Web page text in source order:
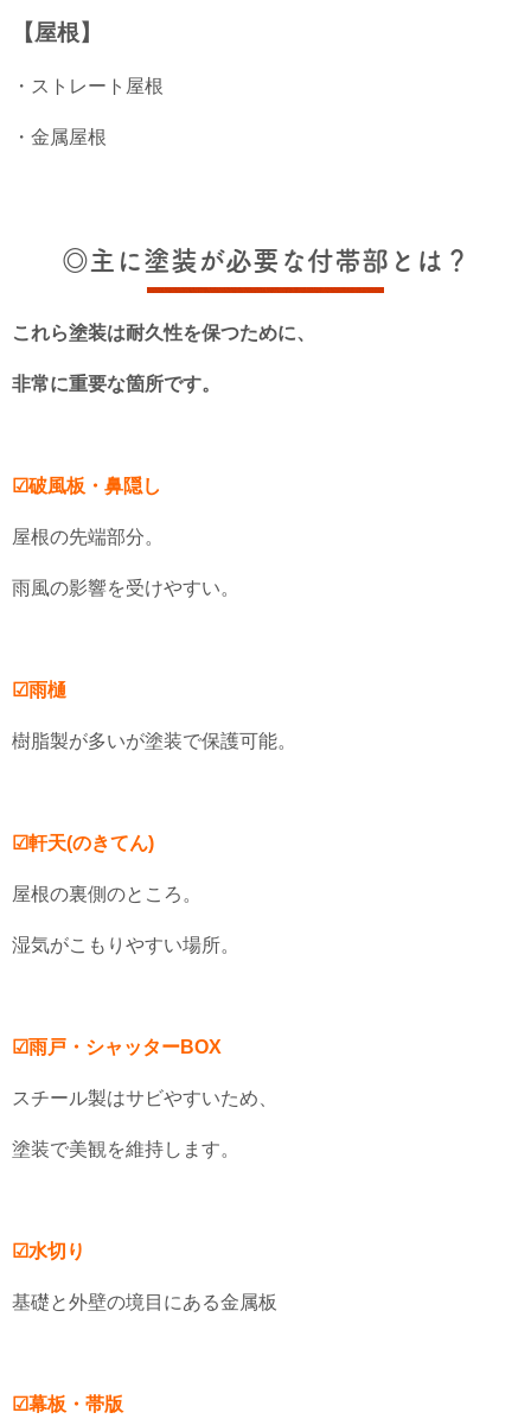
【屋根】
・ストレート屋根
・金属屋根
◎主に塗装が必要な付帯部とは？
これら塗装は耐久性を保つために、
非常に重要な箇所です。
☑破風板・鼻隠し
屋根の先端部分。
雨風の影響を受けやすい。
☑雨樋
樹脂製が多いが塗装で保護可能。
☑軒天(のきてん)
屋根の裏側のところ。
湿気がこもりやすい場所。
☑雨戸・シャッターBOX
スチール製はサビやすいため、
塗装で美観を維持します。
☑水切り
基礎と外壁の境目にある金属板
☑幕板・帯版